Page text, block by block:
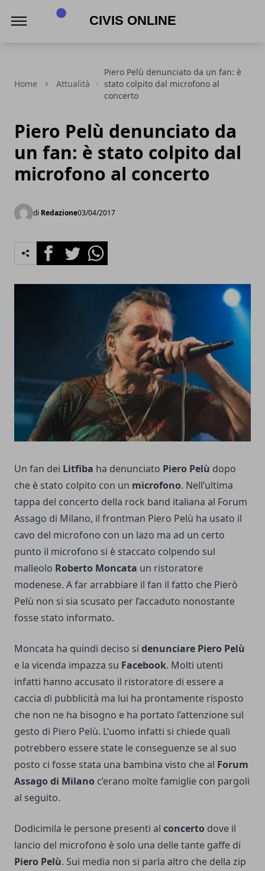
Home Attualità
Piero Pelù denunciato da un fan: è
stato colpito dal microfono al
concerto
Piero Pelù denunciato da
un fan: è stato colpito dal
microfono al concerto
di Redazione03/04/2017
FacebookTwitterWhatsapp
Un fan dei Litfiba ha denunciato Piero Pelù dopo
che è stato colpito con un microfono. Nell’ultima
tappa del concerto della rock band italiana al Forum
Assago di Milano, il frontman Piero Pelù ha usato il
cavo del microfono con un lazo ma ad un certo
punto il microfono si è staccato colpendo sul
malleolo Roberto Moncata un ristoratore
modenese. A far arrabbiare il fan il fatto che Pierò
Pelù non si sia scusato per l’accaduto nonostante
fosse stato informato.
Moncata ha quindi deciso si denunciare Piero Pelù
e la vicenda impazza su Facebook. Molti utenti
infatti hanno accusato il ristoratore di essere a
caccia di pubblicità ma lui ha prontamente risposto
che non ne ha bisogno e ha portato l’attenzione sul
gesto di Piero Pelù. L’uomo infatti si chiede quali
potrebbero essere state le conseguenze se al suo
posto ci fosse stata una bambina visto che al Forum
Assago di Milano c’erano molte famiglie con pargoli
al seguito.
Dodicimila le persone presenti al concerto dove il
lancio del microfono è solo una delle tante gaffe di
Piero Pelù. Sui media non si parla altro che della zip